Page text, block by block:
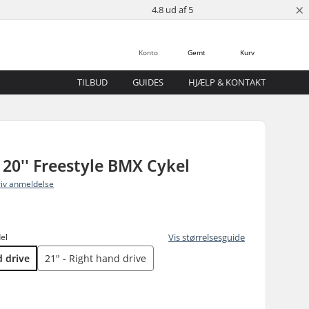
4.8 ud af 5 ×
Kurv
Gemt
Konto
TILBUD GUIDES HJÆLP & KONTAKT
Freestyle BMX Cykel
anmeldelse
Vis størrelsesguide
drive 21" - Right hand drive